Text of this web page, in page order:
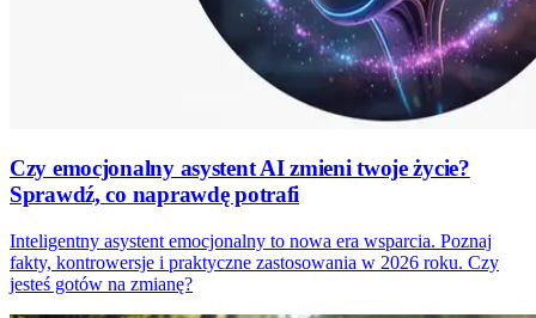
Czy emocjonalny asystent AI zmieni twoje życie?
Sprawdź, co naprawdę potrafi
Inteligentny asystent emocjonalny to nowa era wsparcia. Poznaj
fakty, kontrowersje i praktyczne zastosowania w 2026 roku. Czy
jesteś gotów na zmianę?